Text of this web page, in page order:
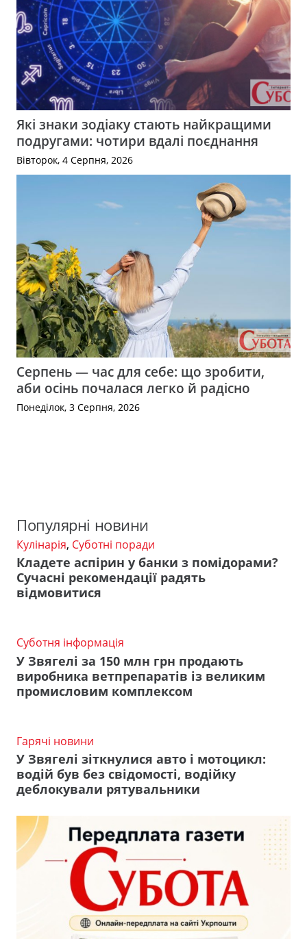
Які знаки зодіаку стають найкращими
подругами: чотири вдалі поєднання
Вівторок, 4 Серпня, 2026
Серпень — час для себе: що зробити,
аби осінь почалася легко й радісно
Понеділок, 3 Серпня, 2026
Популярні новини
Кулінарія, Суботні поради
Кладете аспірин у банки з помідорами?
Сучасні рекомендації радять
відмовитися
Суботня інформація
У Звягелі за 150 млн грн продають
виробника ветпрепаратів із великим
промисловим комплексом
Гарячі новини
У Звягелі зіткнулися авто і мотоцикл:
водій був без свідомості, водійку
деблокували рятувальники